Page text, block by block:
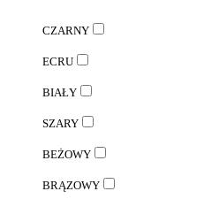
CZARNY
ECRU
BIAŁY
SZARY
BEŻOWY
BRĄZOWY